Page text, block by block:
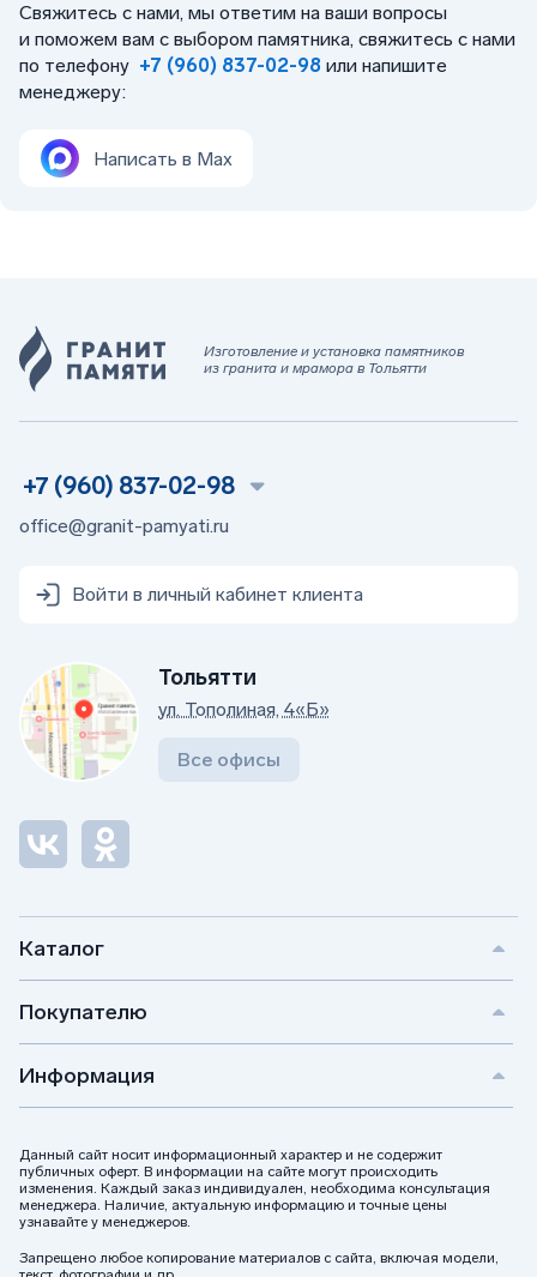
Свяжитесь с нами, мы ответим на ваши вопросы
и поможем вам с выбором памятника, свяжитесь с нами
по телефону +7 (960) 837-02-98 или напишите
менеджеру:
Написать в Max
Изготовление и установка памятников
из гранита и мрамора в Тольятти
Каталог
Покупателю
Информация
Данный сайт носит информационный характер и не содержит
публичных оферт. В информации на сайте могут происходить
изменения. Каждый заказ индивидуален, необходима консультация
менеджера. Наличие, актуальную информацию и точные цены
узнавайте у менеджеров.
Запрещено любое копирование материалов с сайта, включая модели,
+7 (960) 837-02-98
office@granit-pamyati.ru
Войти в личный кабинет клиента
Тольятти
ул. Тополиная, 4«Б»
Все офисы